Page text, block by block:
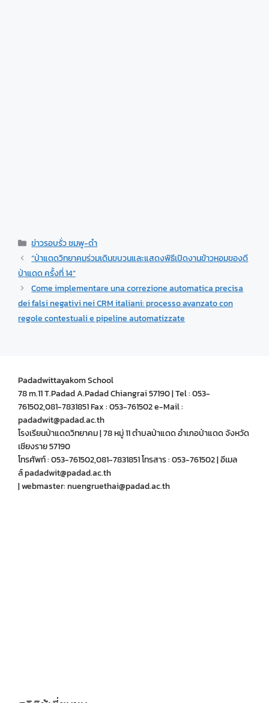
ข่าวรอบรั่ว ชมพู-ดำ
“ป่าแดดวิทยาคมร่วมเดินขบวนและแสดงพิธีเปิดงานข้าวหอมของดี
ป่าแดด ครั้งที่ 14”
Come implementare una correzione automatica precisa
dei falsi negativi nei CRM italiani: processo avanzato con
regole contestuali e pipeline automatizzate
Padadwittayakom School
78 m.11 T.Padad A.Padad Chiangrai 57190 | Tel : 053-
761502,081-7831851 Fax : 053-761502 e-Mail :
padadwit@padad.ac.th
โรงเรียนป่าแดดวิทยาคม | 78 หมู่ 11 ตำบลป่าแดด อำเภอป่าแดด จังหวัด
เชียงราย 57190
โทรศัพท์ : 053-761502,081-7831851 โทรสาร : 053-761502 | อีเมล
ล์ padadwit@padad.ac.th
| webmaster: nuengruethai@padad.ac.th